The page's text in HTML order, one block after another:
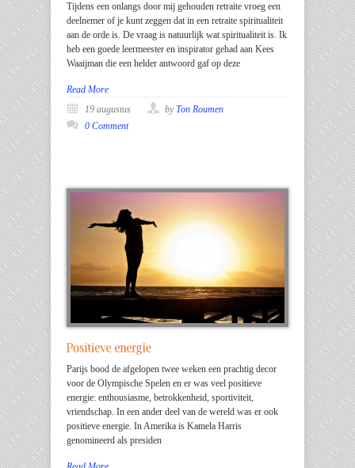
Tijdens een onlangs door mij gehouden retraite vroeg een
deelnemer of je kunt zeggen dat in een retraite spiritualiteit
aan de orde is. De vraag is natuurlijk wat spiritualiteit is. Ik
heb een goede leermeester en inspirator gehad aan Kees
Waaijman die een helder antwoord gaf op deze
Read More
19 augustus
byTon Roumen
0 Comment
Parijs bood de afgelopen twee weken een prachtig decor
voor de Olympische Spelen en er was veel positieve
energie: enthousiasme, betrokkenheid, sportiviteit,
vriendschap. In een ander deel van de wereld was er ook
positieve energie. In Amerika is Kamela Harris
genomineerd als presiden